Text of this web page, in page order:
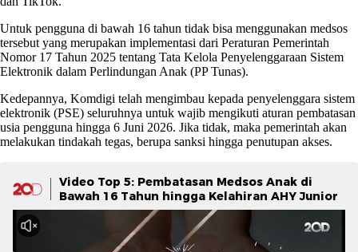
Untuk pengguna di bawah 16 tahun tidak bisa menggunakan medsos
tersebut yang merupakan implementasi dari Peraturan Pemerintah
Nomor 17 Tahun 2025 tentang Tata Kelola Penyelenggaraan Sistem
Elektronik dalam Perlindungan Anak (PP Tunas).
Kedepannya, Komdigi telah mengimbau kepada penyelenggara sistem
elektronik (PSE) seluruhnya untuk wajib mengikuti aturan pembatasan
usia pengguna hingga 6 Juni 2026. Jika tidak, maka pemerintah akan
melakukan tindakah tegas, berupa sanksi hingga penutupan akses.
Video Top 5: Pembatasan Medsos Anak di
Bawah 16 Tahun hingga Kelahiran AHY Junior